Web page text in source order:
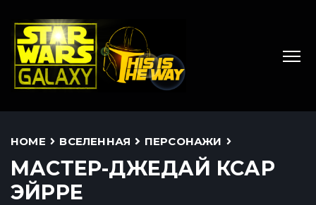
HOME ВСЕЛЕННАЯ ПЕРСОНАЖИ
МАСТЕР-ДЖЕДАЙ КСАР
ЭЙРРЕ